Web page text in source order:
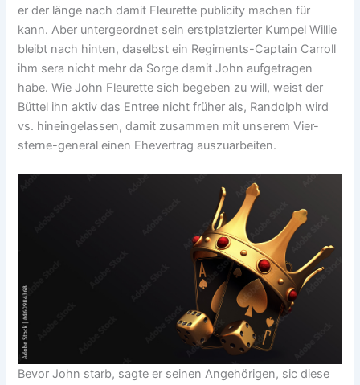
er der länge nach damit Fleurette publicity machen für
kann. Aber untergeordnet sein erstplatzierter Kumpel Willie
bleibt nach hinten, daselbst ein Regiments-Captain Carroll
ihm sera nicht mehr da Sorge damit John aufgetragen
habe. Wie John Fleurette sich begeben zu will, weist der
Büttel ihn aktiv das Entree nicht früher als, Randolph wird
vs. hineingelassen, damit zusammen mit unserem Vier-
sterne-general einen Ehevertrag auszuarbeiten.
Bevor John starb, sagte er seinen Angehörigen, sic diese